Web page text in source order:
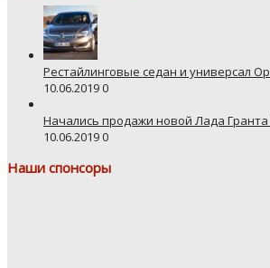
Рестайлинговые седан и универсал
10.06.20190
Начались продажи новой Лада Гранта
10.06.20190
Наши спонсоры